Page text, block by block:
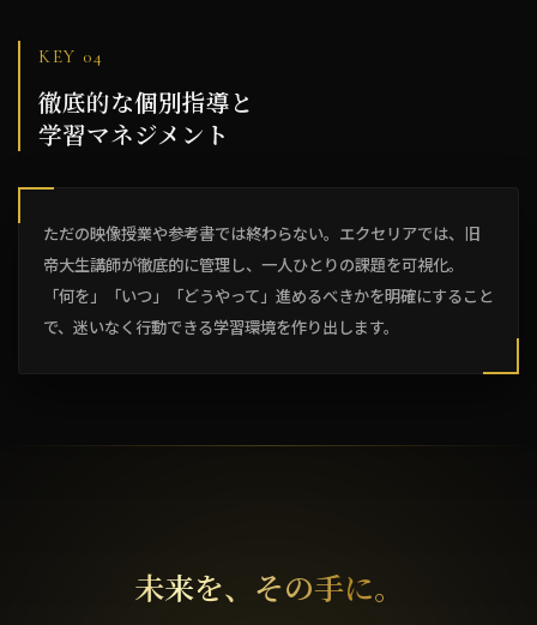
KEY 04
徹底的な個別指導と
学習マネジメント
ただの映像授業や参考書では終わらない。エクセリアでは、旧
帝大生講師が徹底的に管理し、一人ひとりの課題を可視化。
「何を」「いつ」「どうやって」進めるべきかを明確にすること
で、迷いなく行動できる学習環境を作り出します。
未来を、その手に。